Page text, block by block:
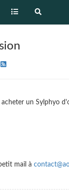
un Sylphyo
mail à